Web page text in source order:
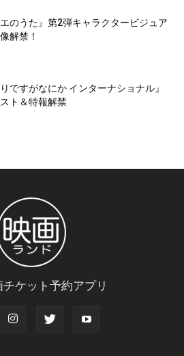
エのうた』第2弾キャラクタービジュア
解禁！
りですがなにか インターナショナル』
ト＆特報解禁
ケット予約アプリ